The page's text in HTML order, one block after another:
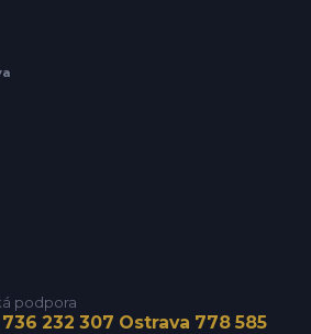
podpora
232 307 Ostrava 778 585